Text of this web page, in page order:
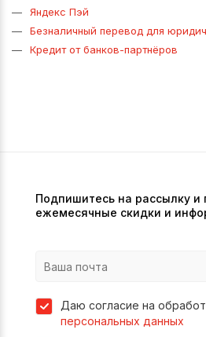
Яндекс Пэй
Безналичный перевод для
Кредит от банков-партнёров
Подпишитесь на рассылку и
ежемесячные скидки и
Даю согласие на
персональных данных